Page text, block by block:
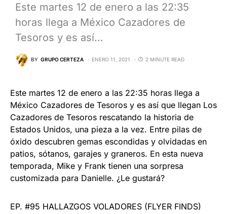
Este martes 12 de enero a las 22:35
horas llega a México Cazadores de
Tesoros y es así…
BY GRUPO CERTEZA ENERO 11, 2021 2 MINUTE READ
Este martes 12 de enero a las 22:35 horas llega a
México Cazadores de Tesoros y es así que llegan Los
Cazadores de Tesoros rescatando la historia de
Estados Unidos, una pieza a la vez. Entre pilas de
óxido descubren gemas escondidas y olvidadas en
patios, sótanos, garajes y graneros. En esta nueva
temporada, Mike y Frank tienen una sorpresa
customizada para Danielle. ¿Le gustará?
EP. #95 HALLAZGOS VOLADORES (FLYER FINDS)